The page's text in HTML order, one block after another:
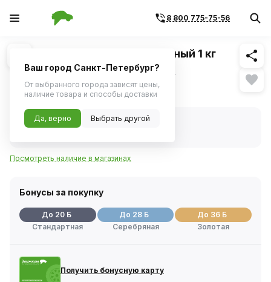
8 800 775-75-56
1/3 Похожие
Антифриз AGA Z40 (-40) красный 1 кг
НАЗНАЧЕНИЕ Универсальный антифриз.
395 ₽
В наличии
Код товара:90781
Посмотреть наличие в магазинах
Бонусы за покупку
До 20 Б
Стандартная
До 28 Б
Серебряная
До 36 Б
Золотая
Получить бонусную карту
Ваш город Санкт-Петербург?
От выбранного города зависят цены,
наличие товара и способы доставки
Да, верно Выбрать другой